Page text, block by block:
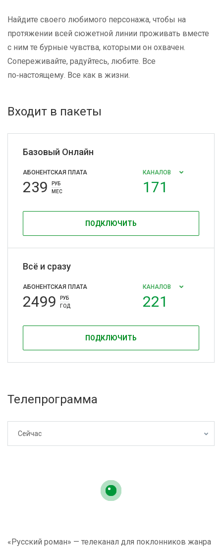
Найдите своего любимого персонажа, чтобы на
протяжении всей сюжетной линии проживать вместе
с ним те бурные чувства, которыми он охвачен.
Сопереживайте, радуйтесь, любите. Все
по‑настоящему. Все как в жизни.
Входит в пакеты
Базовый Онлайн
АБОНЕНТСКАЯ ПЛАТА
239
РУБ
МЕС
КАНАЛОВ
171
ПОДКЛЮЧИТЬ
Всё и сразу
АБОНЕНТСКАЯ ПЛАТА
2499
РУБ
ГОД
КАНАЛОВ
221
ПОДКЛЮЧИТЬ
Телепрограмма
Сейчас
«Русский роман» — телеканал для поклонников жанра